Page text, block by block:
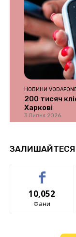
НОВИНИ
200 тисяч
Харкові
3 Липня 2026
ЗАЛИШАЙТЕСЯ
10,052
Фани